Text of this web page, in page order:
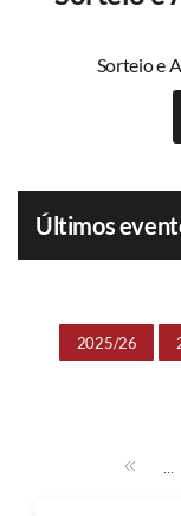
Sorteio e
Últimos
2025/26
...